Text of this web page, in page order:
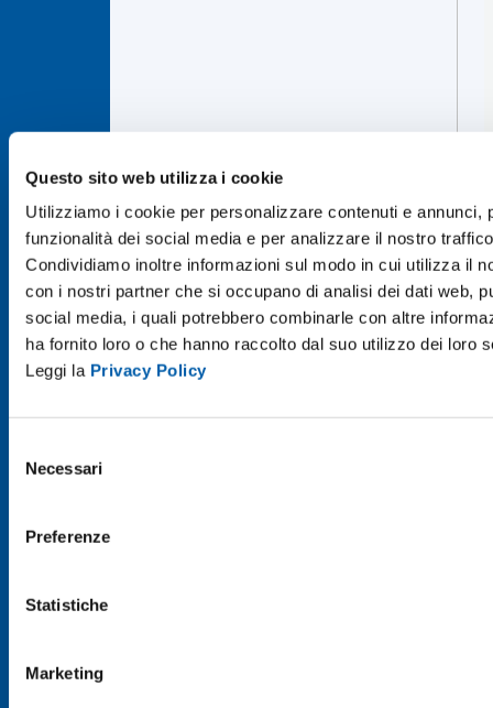
Questo sito web utilizza i cookie
Utilizziamo i cookie per personalizzare contenuti e annunci,
funzionalità dei social media e per analizzare il nostro
Condividiamo inoltre informazioni sul modo in cui utilizza il
con i nostri partner che si occupano di analisi dei dati web,
social media, i quali potrebbero combinarle con altre
ha fornito loro o che hanno raccolto dal suo utilizzo dei loro
Leggi la Privacy Policy
delNecessari
Preferenze
Statistiche
Marketing